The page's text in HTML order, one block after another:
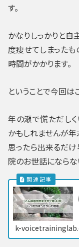
す。
かなりしっかりと自
度痩せてしまった
時間がかかります。
ということで今回は
年の瀬で慌ただし
かもしれませんが
思ったら出来るだけ
院のお世話にならな
k-